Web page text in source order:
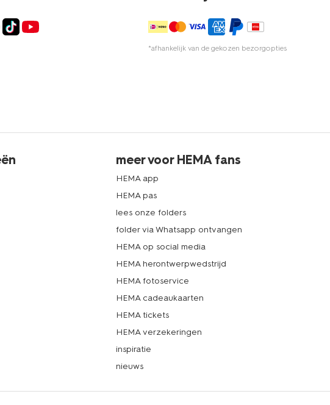
*afhankelijk van de gekozen bezorgopties
meer voor HEMA fans
HEMA app
HEMA pas
lees onze folders
folder via Whatsapp ontvangen
HEMA op social media
HEMA herontwerpwedstrijd
HEMA fotoservice
HEMA cadeaukaarten
HEMA tickets
HEMA verzekeringen
inspiratie
nieuws